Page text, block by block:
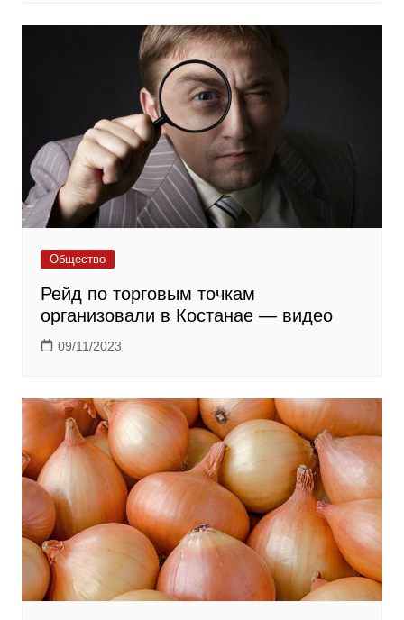
Общество
Рейд по торговым точкам
организовали в Костанае — видео
09/11/2023